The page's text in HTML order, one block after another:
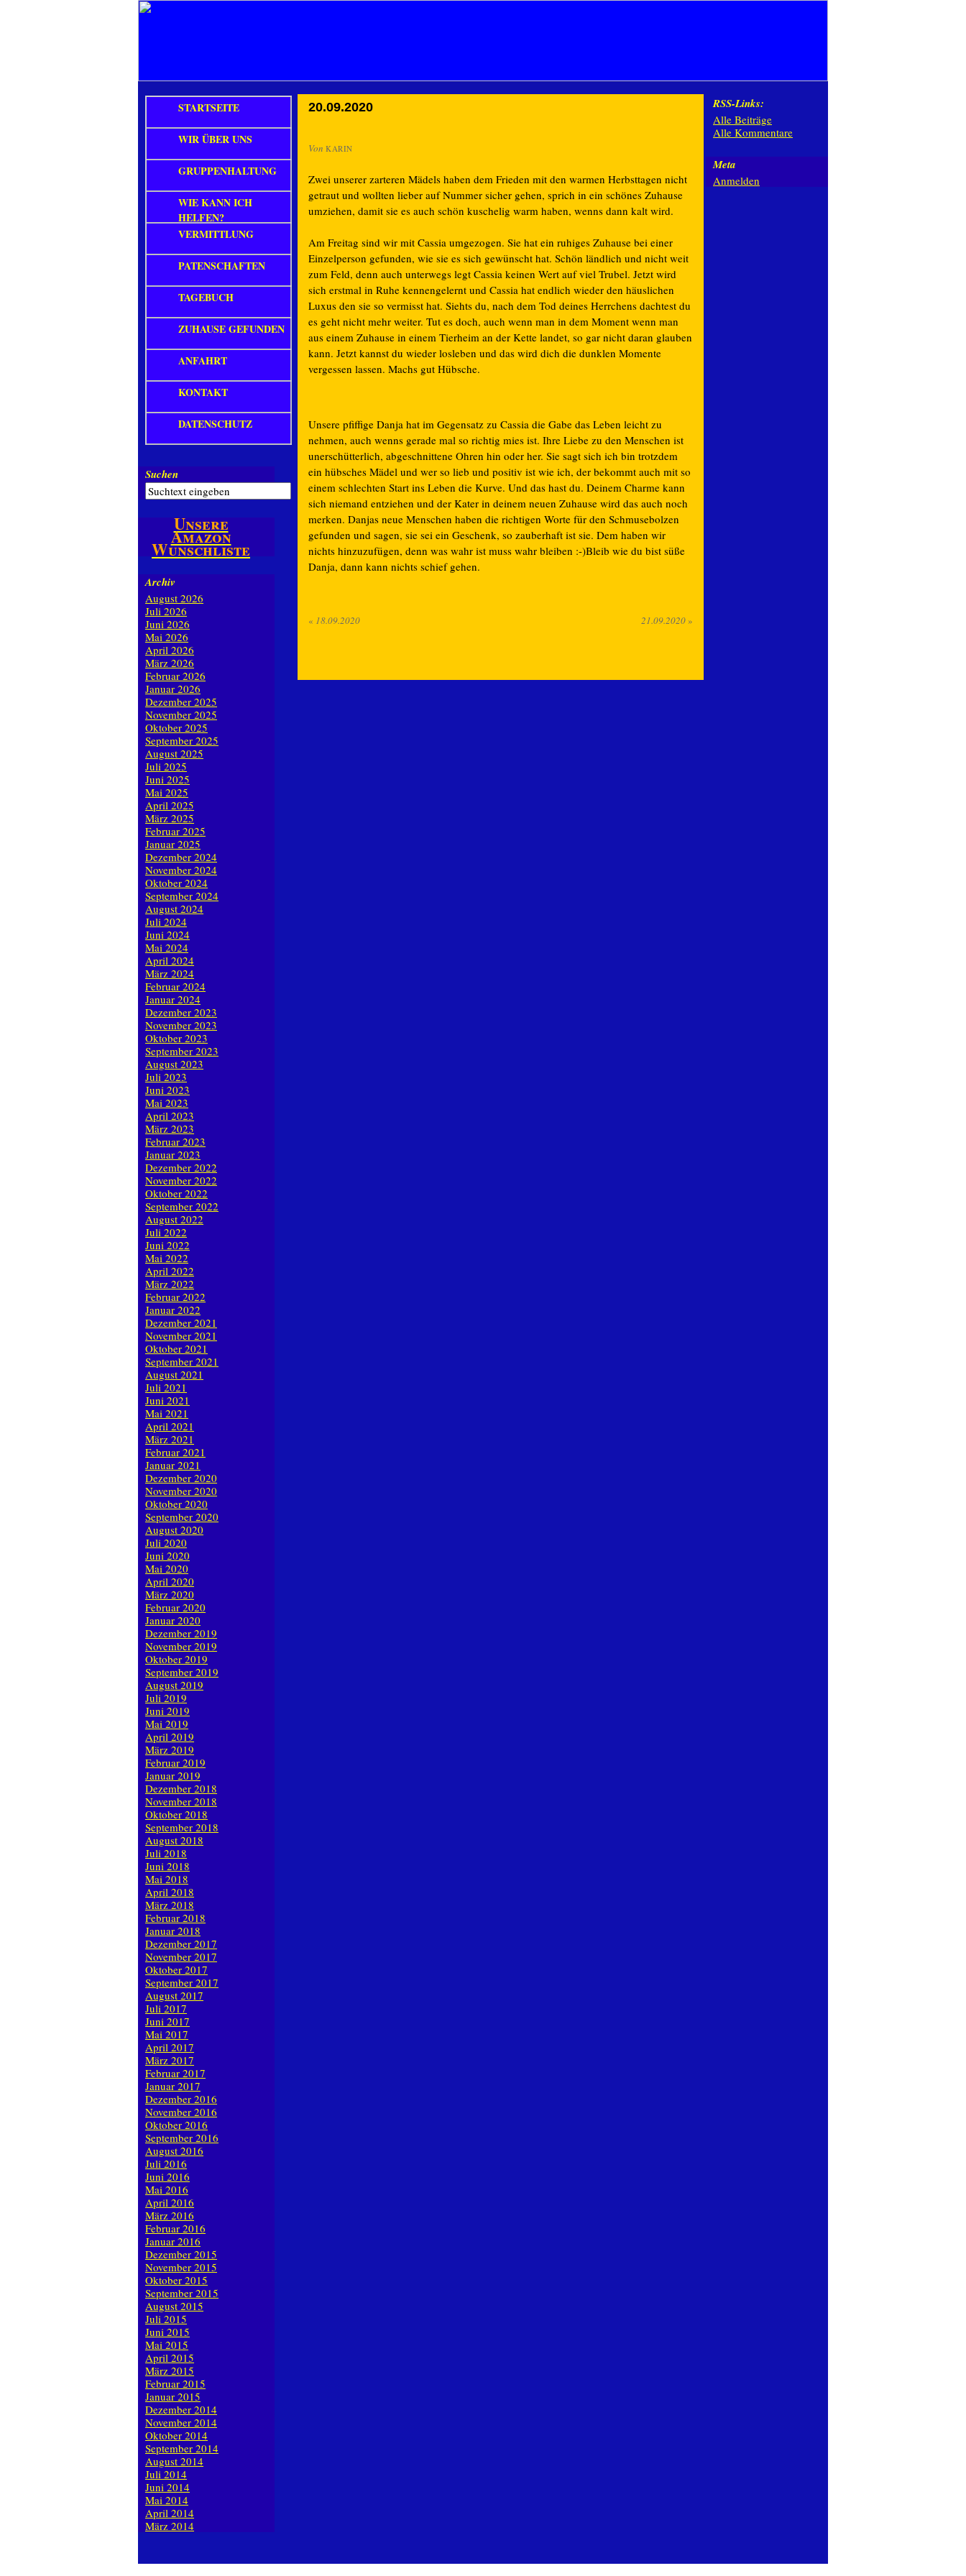
20.09.2020
Von KARIN
Zwei unserer zarteren Mädels haben dem Frieden mit den warmen Herbsttagen nicht
getraut und wollten lieber auf Nummer sicher gehen, sprich in ein schönes Zuhause
umziehen, damit sie es auch schön kuschelig warm haben, wenns dann kalt wird.
Am Freitag sind wir mit Cassia umgezogen. Sie hat ein ruhiges Zuhause bei einer
Einzelperson gefunden, wie sie es sich gewünscht hat. Schön ländlich und nicht weit
zum Feld, denn auch unterwegs legt Cassia keinen Wert auf viel Trubel. Jetzt wird
sich erstmal in Ruhe kennengelernt und Cassia hat endlich wieder den häuslichen
Luxus den sie so vermisst hat. Siehts du, nach dem Tod deines Herrchens dachtest du
es geht nicht mehr weiter. Tut es doch, auch wenn man in dem Moment wenn man
aus einem Zuhause in einem Tierheim an der Kette landet, so gar nicht daran glauben
kann. Jetzt kannst du wieder losleben und das wird dich die dunklen Momente
vergessen lassen. Machs gut Hübsche.
Unsere pfiffige Danja hat im Gegensatz zu Cassia die Gabe das Leben leicht zu
nehmen, auch wenns gerade mal so richtig mies ist. Ihre Liebe zu den Menschen ist
unerschütterlich, abgeschnittene Ohren hin oder her. Sie sagt sich ich bin trotzdem
ein hübsches Mädel und wer so lieb und positiv ist wie ich, der bekommt auch mit so
einem schlechten Start ins Leben die Kurve. Und das hast du. Deinem Charme kann
sich niemand entziehen und der Kater in deinem neuen Zuhause wird das auch noch
merken. Danjas neue Menschen haben die richtigen Worte für den Schmusebolzen
gefunden und sagen, sie sei ein Geschenk, so zauberhaft ist sie. Dem haben wir
nichts hinzuzufügen, denn was wahr ist muss wahr bleiben :-)Bleib wie du bist süße
Danja, dann kann nichts schief gehen.
« 18.09.2020 21.09.2020»
STARTSEITE
WIR ÜBER UNS
GRUPPENHALTUNG
WIE KANN ICH
HELFEN?
VERMITTLUNG
PATENSCHAFTEN
TAGEBUCH
ZUHAUSE GEFUNDEN
ANFAHRT
KONTAKT
DATENSCHUTZ
Suchen
Unsere
Amazon
Wunschliste
Archiv
August 2026
Juli 2026
Juni 2026
Mai 2026
April 2026
März 2026
Februar 2026
Januar 2026
Dezember 2025
November 2025
Oktober 2025
September 2025
August 2025
Juli 2025
Juni 2025
Mai 2025
April 2025
März 2025
Februar 2025
Januar 2025
Dezember 2024
November 2024
Oktober 2024
September 2024
August 2024
Juli 2024
Juni 2024
Mai 2024
April 2024
März 2024
Februar 2024
Januar 2024
Dezember 2023
November 2023
Oktober 2023
September 2023
August 2023
Juli 2023
Juni 2023
Mai 2023
April 2023
März 2023
Februar 2023
Januar 2023
Dezember 2022
November 2022
Oktober 2022
September 2022
August 2022
Juli 2022
Juni 2022
Mai 2022
April 2022
März 2022
Februar 2022
Januar 2022
Dezember 2021
November 2021
Oktober 2021
September 2021
August 2021
Juli 2021
Juni 2021
Mai 2021
April 2021
März 2021
Februar 2021
Januar 2021
Dezember 2020
November 2020
Oktober 2020
September 2020
August 2020
Juli 2020
Juni 2020
Mai 2020
April 2020
März 2020
Februar 2020
Januar 2020
Dezember 2019
November 2019
Oktober 2019
September 2019
August 2019
Juli 2019
Juni 2019
Mai 2019
April 2019
März 2019
Februar 2019
Januar 2019
Dezember 2018
November 2018
Oktober 2018
September 2018
August 2018
Juli 2018
Juni 2018
Mai 2018
April 2018
März 2018
Februar 2018
Januar 2018
Dezember 2017
November 2017
Oktober 2017
September 2017
August 2017
Juli 2017
Juni 2017
Mai 2017
April 2017
März 2017
Februar 2017
Januar 2017
Dezember 2016
November 2016
Oktober 2016
September 2016
August 2016
Juli 2016
Juni 2016
Mai 2016
April 2016
März 2016
Februar 2016
Januar 2016
Dezember 2015
November 2015
Oktober 2015
September 2015
August 2015
Juli 2015
Juni 2015
Mai 2015
April 2015
März 2015
Februar 2015
Januar 2015
Dezember 2014
November 2014
Oktober 2014
September 2014
August 2014
Juli 2014
Juni 2014
Mai 2014
April 2014
März 2014
RSS-Links:
Alle Beiträge
Alle Kommentare
Meta
Anmelden